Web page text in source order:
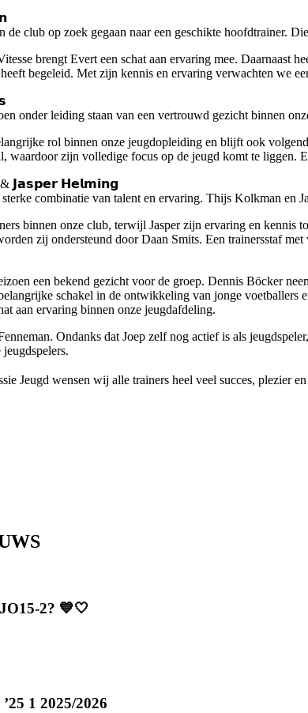
club op zoek gegaan naar een geschikte hoofdtrainer.
brengt Evert een schat aan ervaring mee. Daarnaast
begeleid. Met zijn kennis en ervaring verwachten we
onder leiding staan van een vertrouwd gezicht binnen
rol binnen onze jeugdopleiding en blijft ook
waardoor zijn volledige focus op de jeugd komt te
𝗝𝗮𝘀𝗽𝗲𝗿 𝗛𝗲𝗹𝗺𝗶𝗻𝗴
combinatie van talent en ervaring. Thijs Kolkman en
binnen onze club, terwijl Jasper zijn ervaring en kennis
zij ondersteund door Daan Smits. Een trainersstaf
een bekend gezicht voor de groep. Dennis Böcker
schakel in de ontwikkeling van jonge
aan ervaring binnen onze jeugdafdeling.
Ondanks dat Joep zelf nog actief is als
Jeugd wensen wij alle trainers heel veel succes, plezier
2? 💙🤍
1 2025/2026